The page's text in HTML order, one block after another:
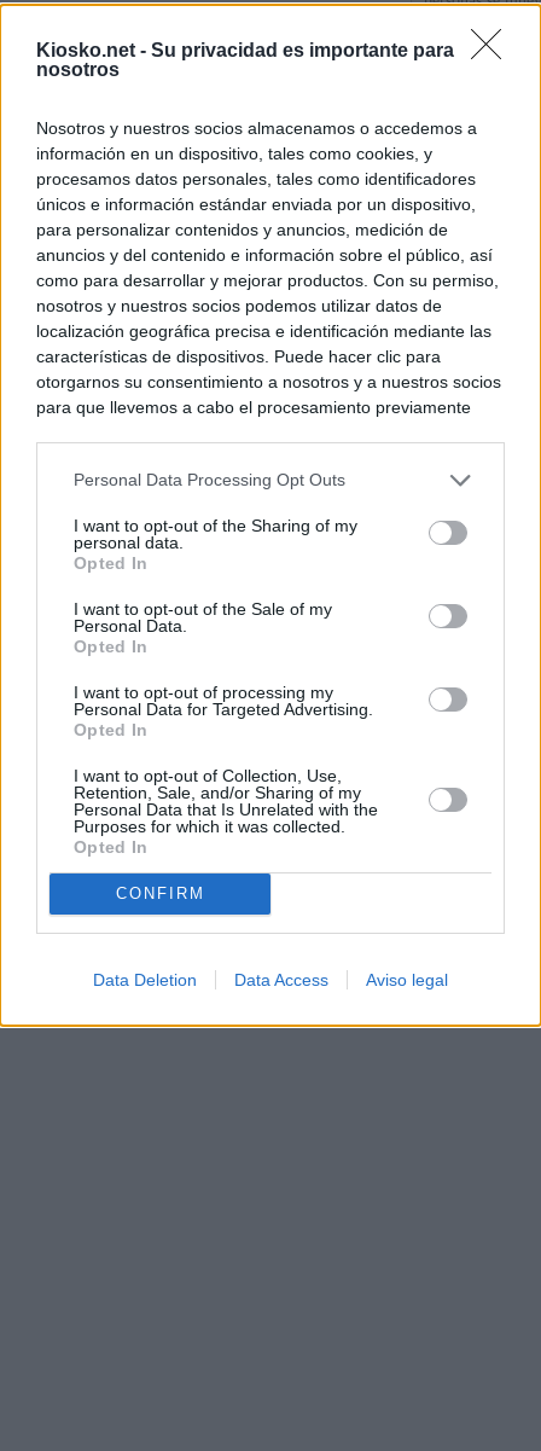
Kiosko.net - Su privacidad es importante para
nosotros
Nosotros y nuestros socios almacenamos o accedemos a
información en un dispositivo, tales como cookies, y
procesamos datos personales, tales como identificadores
únicos e información estándar enviada por un dispositivo,
para personalizar contenidos y anuncios, medición de
anuncios y del contenido e información sobre el público, así
como para desarrollar y mejorar productos. Con su permiso,
nosotros y nuestros socios podemos utilizar datos de
localización geográfica precisa e identificación mediante las
características de dispositivos. Puede hacer clic para
otorgarnos su consentimiento a nosotros y a nuestros socios
para que llevemos a cabo el procesamiento previamente
negar su consentimiento. Tenga en cuenta que algún
de su consentimiento, pero usted tiene el derecho de
rechazar tal procesamiento. Sus preferencias se aplicarán
cualquier momento entrando de nuevo en este sitio web o
visitando nuestra política de privacidad.
Personal Data Processing Opt Outs
I want to opt-out of the Sharing of my
personal data.
Opted In
I want to opt-out of the Sale of my
Personal Data.
Opted In
I want to opt-out of processing my
Personal Data for Targeted Advertising.
Opted In
I want to opt-out of Collection, Use,
Retention, Sale, and/or Sharing of my
Personal Data that Is Unrelated with the
Purposes for which it was collected.
Opted In
CONFIRM
Data Deletion Data Access Aviso legal
Rutas,
a Ceuta desde
© Kiosko.net Aviso Legal Privacidad y Cookies